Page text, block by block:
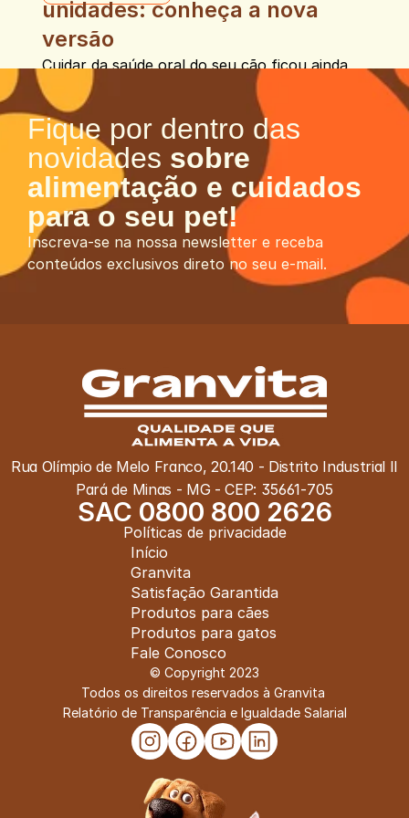
unidades: conheça a nova
versão
Cuidar da saúde oral do seu cão ficou ainda
mais simples e pode fazer parte da rotina
todos os dias
Saiba mais
Fique por dentro das
novidades sobre
alimentação e cuidados
para o seu pet!
Inscreva-se na nossa newsletter e receba
conteúdos exclusivos direto no seu e-mail.
Rua Olímpio de Melo Franco, 20.140 - Distrito Industrial II
Pará de Minas - MG - CEP: 35661-705
SAC 0800 800 2626
Políticas de privacidade
Início
Granvita
Satisfação Garantida
Produtos para cães
Produtos para gatos
Fale Conosco
© Copyright 2023
Todos os direitos reservados à Granvita
Relatório de Transparência e Igualdade Salarial